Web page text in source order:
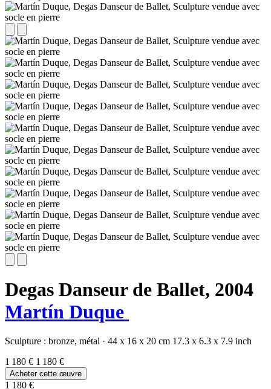
Degas Danseur de Ballet, 2004
Martín Duque
Sculpture : bronze, métal · 44 x 16 x 20 cm 17.3 x 6.3 x 7.9 inch
1 180 € 1 180 €
Acheter cette œuvre
1 180 €